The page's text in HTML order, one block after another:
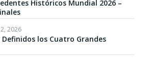
Históricos Mundial 2026 –
2026
Definidos los Cuatro Grandes